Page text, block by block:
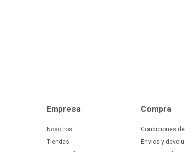
Empresa
Nosotros
Tiendas
Compra
Condiciones
Envíos y